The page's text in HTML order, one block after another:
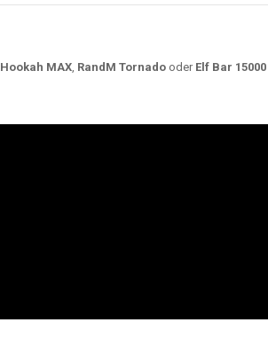
MAX, RandM Tornado oder Elf Bar 15000